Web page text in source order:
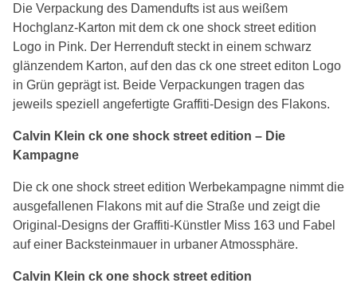
Die Verpackung des Damendufts ist aus weißem
Hochglanz-Karton mit dem ck one shock street edition
Logo in Pink. Der Herrenduft steckt in einem schwarz
glänzendem Karton, auf den das ck one street editon Logo
in Grün geprägt ist. Beide Verpackungen tragen das
jeweils speziell angefertigte Graffiti-Design des Flakons.
Calvin Klein ck one shock street edition – Die
Kampagne
Die ck one shock street edition Werbekampagne nimmt die
ausgefallenen Flakons mit auf die Straße und zeigt die
Original-Designs der Graffiti-Künstler Miss 163 und Fabel
auf einer Backsteinmauer in urbaner Atmossphäre.
Calvin Klein ck one shock street edition